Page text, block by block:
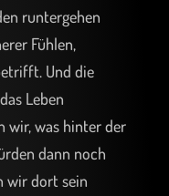
runtergehen
Fühlen,
Und die
Leben
wir, was hinter der
dann noch
wir dort sein